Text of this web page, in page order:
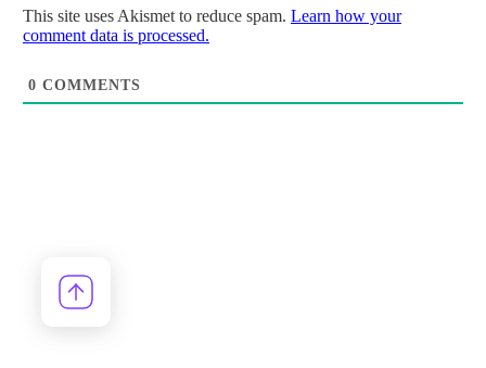
This site uses Akismet to reduce spam. Learn how your
comment data is processed.
0 COMMENTS